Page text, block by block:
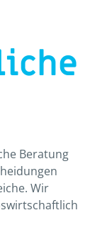
Beratung
Wir